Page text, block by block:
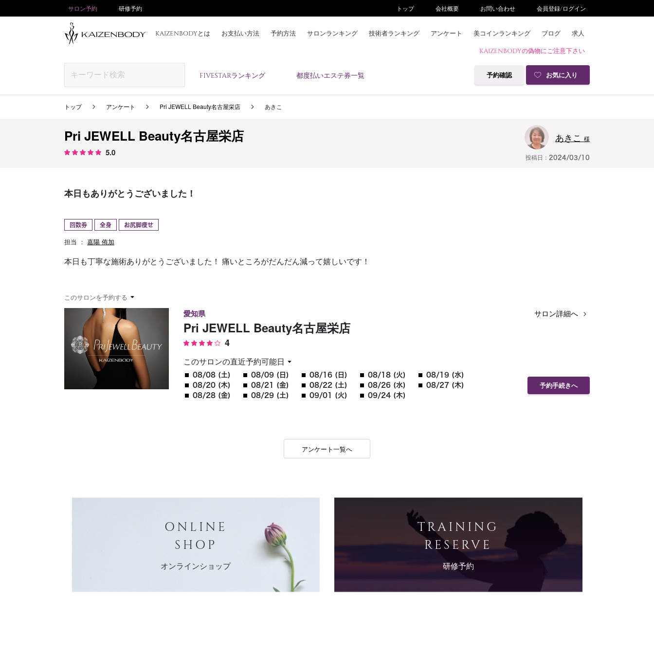
サロン予約 研修予約 トップ 会社概要 お問い合わせ 会員登録/ログイン
KAIZENBODYとは お支払い方法 予約方法 サロンランキング 技術者ランキング アンケート 美コインランキング ブログ 求人
KAIZENBODYの偽物にご注意下さい
FIVESTARランキング 都度払いエステ券一覧 予約確認 お気に入り
お支払い方法
予約方法
予約確認
お問い合わせ
トップ アンケート Pri JEWELL Beauty名古屋栄店 あきこ
Pri JEWELL Beauty名古屋栄店
5.0
あきこ 様
投稿日： 2024/03/10
本日もありがとうございました！
回数券 全身 お尻脚痩せ
担当 ： 嘉陽 侑加
本日も丁寧な施術ありがとうございました！ 痛いところがだんだん減って嬉しいです！
このサロンを予約する
愛知県
Pri JEWELL Beauty名古屋栄店
4
このサロンの直近予約可能日
サロン詳細へ
08/08 (土) 08/09 (日) 08/16 (日) 08/18 (火)
08/19 (水)
08/20 (木)
08/21 (金) 08/22 (土) 08/26 (水)
08/27 (木)
08/28 (金)
08/29 (土) 09/01 (火) 09/24 (木)
予約手続きへ
アンケート一覧へ
ONLINE
SHOP
オンラインショップ
TRAINING
RESERVE
研修予約